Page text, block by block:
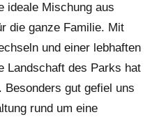
ideale Mischung aus
die ganze Familie. Mit
und einer lebhaften
Landschaft des Parks hat
gut gefiel uns
rund um eine